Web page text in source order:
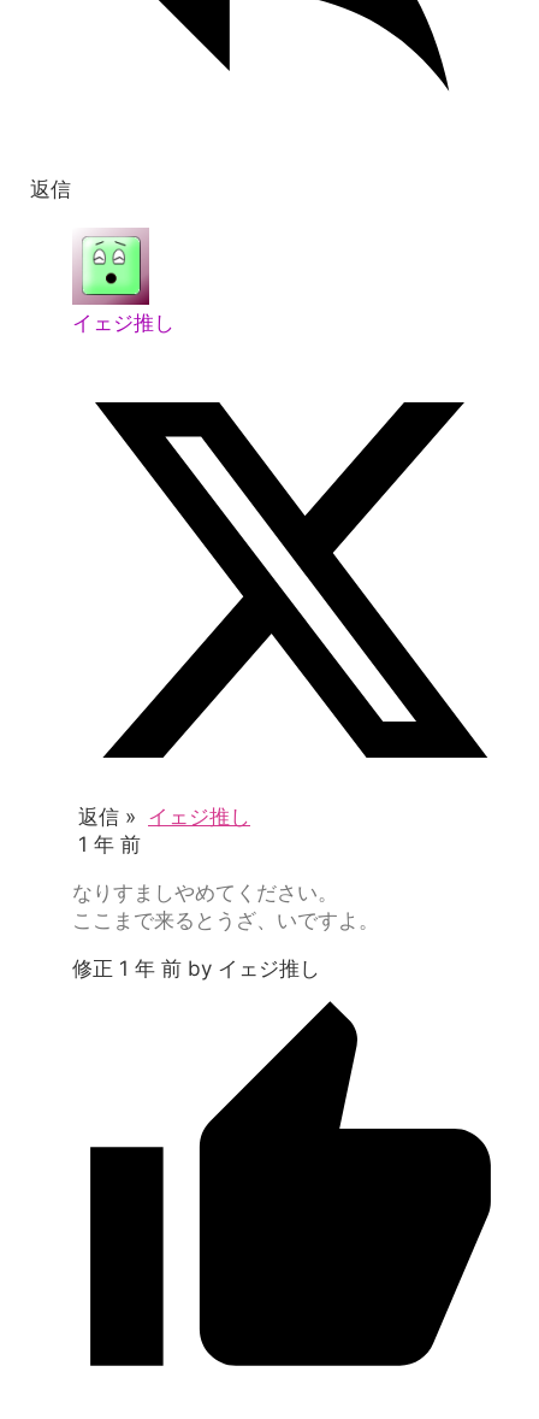
返信
イェジ推し
返信 » イェジ推し
1 年 前
なりすましやめてください。
ここまで来るとうざ、いですよ。
修正 1 年 前 by イェジ推し